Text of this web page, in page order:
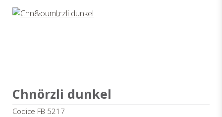
Chnörzli dunkel
Codice FB 5217